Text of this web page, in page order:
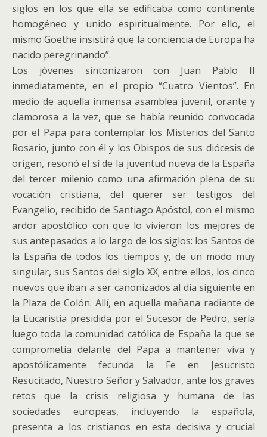
siglos en los que ella se edificaba como continente
homogéneo y unido espiritualmente. Por ello, el
mismo Goethe insistirá que la conciencia de Europa ha
nacido peregrinando”.
Los jóvenes sintonizaron con Juan Pablo II
inmediatamente, en el propio “Cuatro Vientos”. En
medio de aquella inmensa asamblea juvenil, orante y
clamorosa a la vez, que se había reunido convocada
por el Papa para contemplar los Misterios del Santo
Rosario, junto con él y los Obispos de sus diócesis de
origen, resonó el sí de la juventud nueva de la España
del tercer milenio como una afirmación plena de su
vocación cristiana, del querer ser testigos del
Evangelio, recibido de Santiago Apóstol, con el mismo
ardor apostólico con que lo vivieron los mejores de
sus antepasados a lo largo de los siglos: los Santos de
la España de todos los tiempos y, de un modo muy
singular, sus Santos del siglo XX; entre ellos, los cinco
nuevos que iban a ser canonizados al día siguiente en
la Plaza de Colón. Allí, en aquella mañana radiante de
la Eucaristía presidida por el Sucesor de Pedro, sería
luego toda la comunidad católica de España la que se
comprometía delante del Papa a mantener viva y
apostólicamente fecunda la Fe en Jesucristo
Resucitado, Nuestro Señor y Salvador, ante los graves
retos que la crisis religiosa y humana de las
sociedades europeas, incluyendo la española,
presenta a los cristianos en esta decisiva y crucial